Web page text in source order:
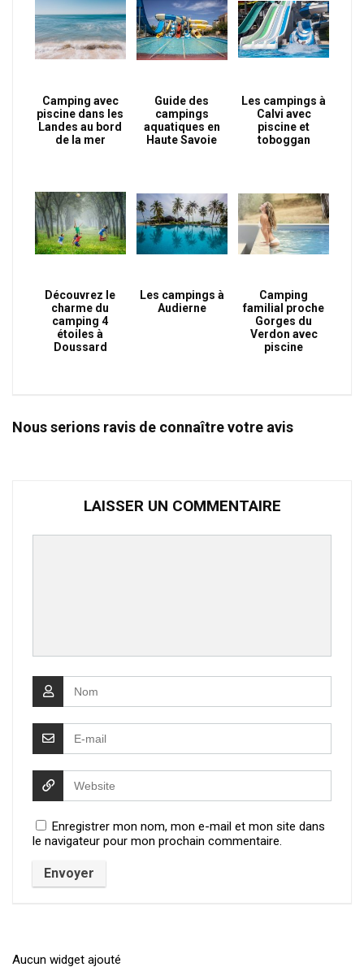
Camping avec
piscine dans les
Landes au bord
de la mer
Guide des
campings
aquatiques en
Haute Savoie
Les campings à
Calvi avec
piscine et
toboggan
Découvrez le
charme du
camping 4
étoiles à
Doussard
Les campings à
Audierne
Camping
familial proche
Gorges du
Verdon avec
piscine
Nous serions ravis de connaître votre avis
LAISSER UN COMMENTAIRE
Enregistrer mon nom, mon e-mail et mon site dans
le navigateur pour mon prochain commentaire.
Aucun widget ajouté